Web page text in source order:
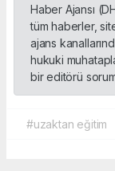
Haber Ajansı
tüm haberler,
ajans
hukuki
bir editörü
#uzaktan eğitim